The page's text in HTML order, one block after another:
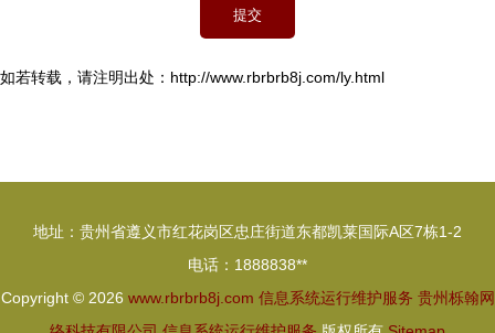
如若转载，请注明出处：http://www.rbrbrb8j.com/ly.html
地址：贵州省遵义市红花岗区忠庄街道东都凯莱国际A区7栋1-2
电话：1888838**
Copyright © 2026 www.rbrbrb8j.com 信息系统运行维护服务 贵州栎翰网